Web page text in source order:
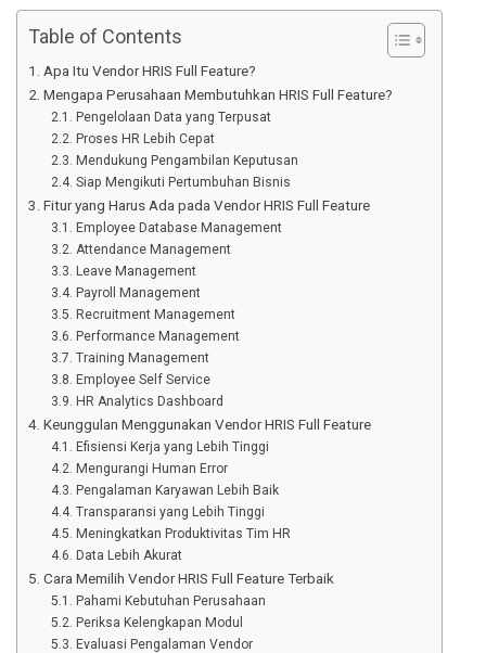
Table of Contents
Apa Itu Vendor HRIS Full Feature?
Mengapa Perusahaan Membutuhkan HRIS Full Feature?
Pengelolaan Data yang Terpusat
Proses HR Lebih Cepat
Mendukung Pengambilan Keputusan
Siap Mengikuti Pertumbuhan Bisnis
Fitur yang Harus Ada pada Vendor HRIS Full Feature
Employee Database Management
Attendance Management
Leave Management
Payroll Management
Recruitment Management
Performance Management
Training Management
Employee Self Service
HR Analytics Dashboard
Keunggulan Menggunakan Vendor HRIS Full Feature
Efisiensi Kerja yang Lebih Tinggi
Mengurangi Human Error
Pengalaman Karyawan Lebih Baik
Transparansi yang Lebih Tinggi
Meningkatkan Produktivitas Tim HR
Data Lebih Akurat
Cara Memilih Vendor HRIS Full Feature Terbaik
Pahami Kebutuhan Perusahaan
Periksa Kelengkapan Modul
Evaluasi Pengalaman Vendor